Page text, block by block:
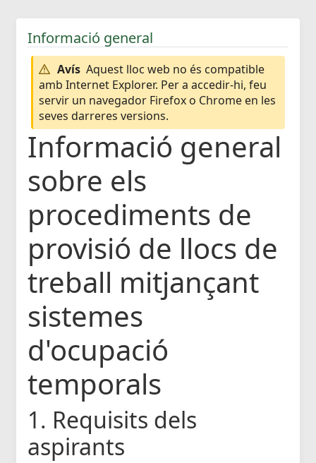
Informació general
Avís Aquest lloc web no és compatible
amb Internet Explorer. Per a accedir-hi, feu
servir un navegador Firefox o Chrome en les
seves darreres versions.
Informació general
sobre els
procediments de
provisió de llocs de
treball mitjançant
sistemes
d'ocupació
temporals
1. Requisits dels
aspirants